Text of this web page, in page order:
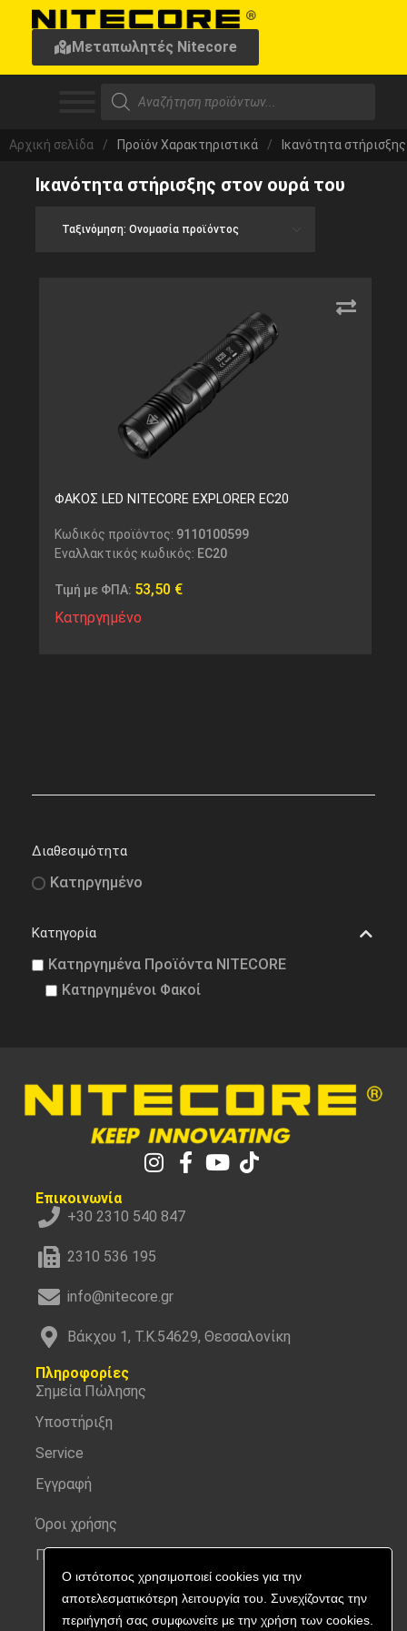
Ο ιστότοπος χρησιμοποιεί cookies για την
αποτελεσματικότερη λειτουργία του. Συνεχίζοντας την
περιήγησή σας συμφωνείτε με την χρήση των cookies.
Μεταπωλητές Nitecore
Αρχική σελίδα / Προϊόν Χαρακτηριστικά / Ικανότητα
Ικανότητα στήρισξης στον ουρά του
ΦΑΚΟΣ LED NITECORE EXPLORER EC20
Κωδικός προϊόντος: 9110100599
Εναλλακτικός κωδικός: EC20
Τιμή με ΦΠΑ: 53,50 €
Κατηργημένο
Διαθεσιμότητα
Κατηργημένο
Κατηγορία
Κατηργημένα Προϊόντα NITECORE
Κατηργημένοι Φακοί
Επικοινωνία
+30 2310 540 847
2310 536 195
info@nitecore.gr
Βάκχου 1, Τ.Κ.54629, Θεσσαλονίκη
Πληροφορίες
Σημεία Πώλησης
Υποστήριξη
Service
Εγγραφή
Όροι χρήσης
Προσωπικά δεδομένα